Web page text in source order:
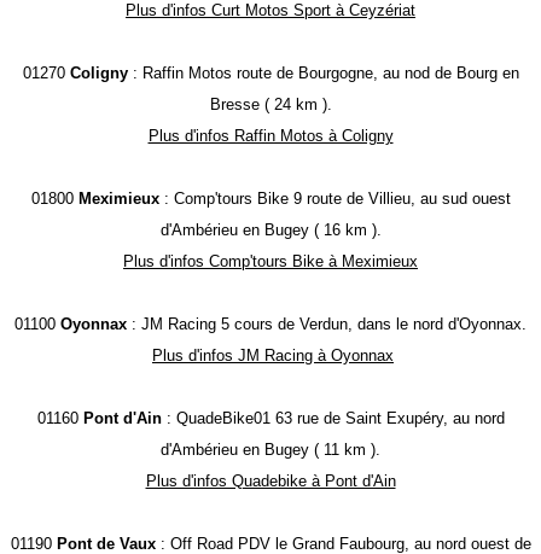
Plus d'infos Curt Motos Sport à Ceyzériat
01270 Coligny: Raffin Motos route de Bourgogne, au nod de Bourg en
Bresse ( 24 km ).
Plus d'infos Raffin Motos à Coligny
01800 Meximieux: Comp'tours Bike 9 route de Villieu, au sud ouest
d'Ambérieu en Bugey ( 16 km ).
Plus d'infos Comp'tours Bike à Meximieux
01100 Oyonnax : JM Racing 5 cours de Verdun, dans le nord d'Oyonnax.
Plus d'infos JM Racing à Oyonnax
01160 Pont d'Ain: QuadeBike01 63 rue de Saint Exupéry, au nord
d'Ambérieu en Bugey ( 11 km ).
Plus d'infos Quadebike à Pont d'Ain
01190 Pont de Vaux: Off Road PDV le Grand Faubourg, au nord ouest de